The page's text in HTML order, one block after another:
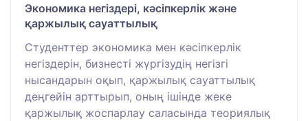
Экономика негіздері, кәсіпкерлік және
қаржылық сауаттылық
Студенттер экономика мен кәсіпкерлік
негіздерін, бизнесті жүргізудің негізгі
нысандарын оқып, қаржылық сауаттылық
деңгейін арттырып, оның ішінде жеке
қаржылық жоспарлау саласында теориялық